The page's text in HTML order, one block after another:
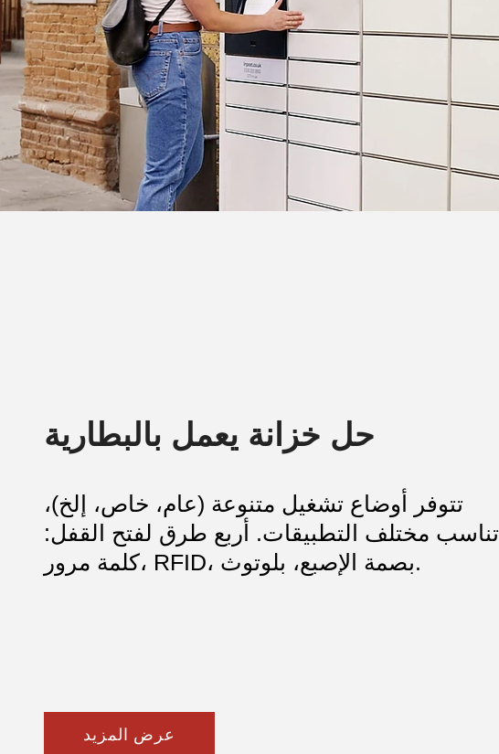
حل خزانة يعمل بالبطارية
تتوفر أوضاع تشغيل متنوعة (عام، خاص، إلخ)،
تناسب مختلف التطبيقات. أربع طرق لفتح القفل:
كلمة مرور، RFID، بصمة الإصبع، بلوتوث.
عرض المزيد